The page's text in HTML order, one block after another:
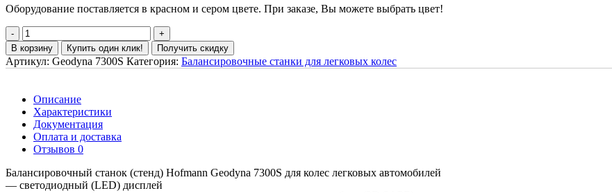
Оборудование поставляется в красном и сером цвете. При заказе, Вы можете выбрать цвет!
В корзину Купить один клик! Получить скидку
Артикул: Geodyna 7300S Категория: Балансировочные станки для легковых колес
Описание
Характеристики
Документация
Оплата и доставка
Отзывов 0
Балансировочный станок (стенд) Hofmann Geodyna 7300S для колес легковых автомобилей
— светодиодный (LED) дисплей